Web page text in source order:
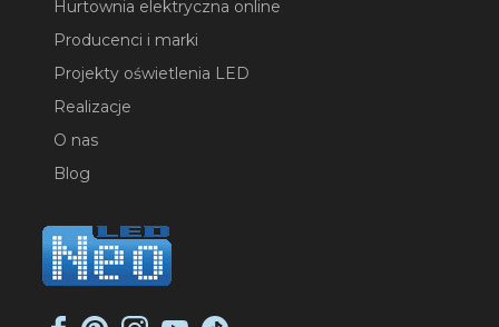
Hurtownia elektryczna online
Producenci i marki
Projekty oświetlenia LED
Realizacje
O nas
Blog